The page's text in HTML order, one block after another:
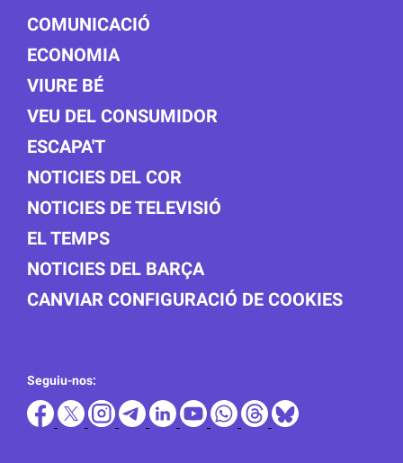
COMUNICACIÓ
ECONOMIA
VIURE BÉ
VEU DEL CONSUMIDOR
ESCAPA'T
NOTICIES DEL COR
NOTICIES DE TELEVISIÓ
EL TEMPS
NOTICIES DEL BARÇA
CANVIAR CONFIGURACIÓ DE COOKIES
Seguiu-nos: